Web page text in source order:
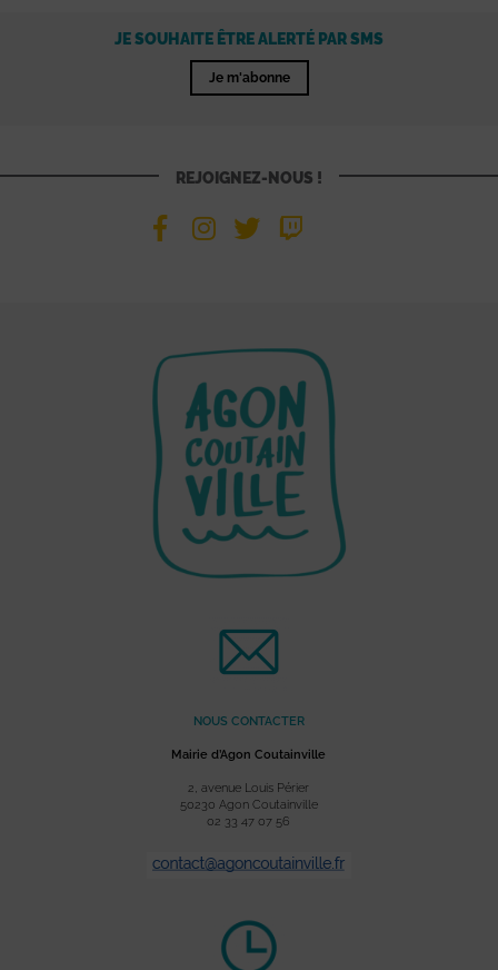
JE SOUHAITE ÊTRE ALERTÉ PAR SMS
Je m'abonne
REJOIGNEZ-NOUS !
NOUS CONTACTER
Mairie d’Agon Coutainville
2, avenue Louis Périer
50230 Agon Coutainville
02 33 47 07 56